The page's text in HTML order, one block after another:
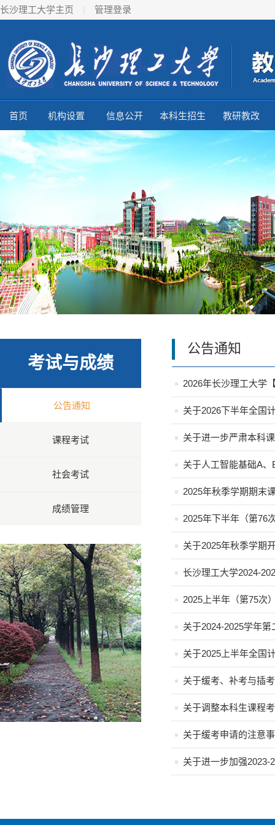
长沙理工大学主页 管理登录
首页 机构设置 信息公开 本科生招生 教研教改
考试与成绩
公告通知
课程考试
社会考试
成绩管理
公告通知
2026年长沙理工大学
关于2026下半年全国
关于进一步严肃本科
关于人工智能基础A
2025年秋季学期期末
2025年下半年（第76
关于2025年秋季学期
长沙理工大学2024-
2025上半年（第75次
关于2024-2025学年
关于2025上半年全国
关于缓考、补考与插
关于调整本科生课程
关于缓考申请的注意
关于进一步加强2023-